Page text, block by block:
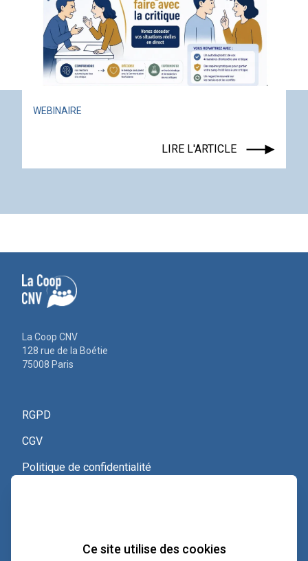
WEBINAIRE
LIRE L'ARTICLE
La Coop CNV
128 rue de la Boétie
75008 Paris
RGPD
CGV
Politique de confidentialité
Voir le certificat QualiopiCe site utilise des cookies